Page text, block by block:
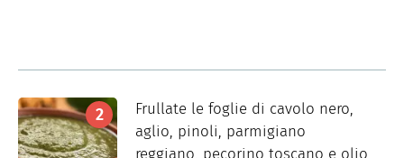
Frullate le foglie di cavolo nero,
aglio, pinoli, parmigiano
reggiano, pecorino toscano e olio